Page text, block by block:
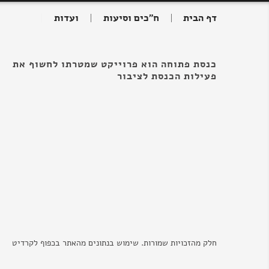
דף הבית ח"כים וסיעות ועדות
כנסת פתוחה הוא פרוייקט שמטרתו לחשוף את
פעילות הכנסת לציבור
חלק מהזכויות שמורות. שימוש בנתונים מהאתר בכפוף לקרדיט